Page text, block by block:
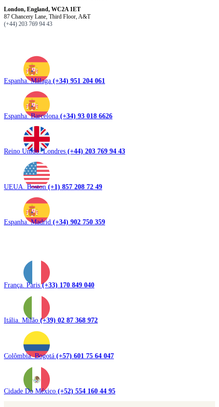
London, England, WC2A 1ET
87 Chancery Lane, Third Floor, A&T
(+44) 203 769 94 43
Espanha. Málaga (+34) 951 204 061
Espanha. Barcelona (+34) 93 018 6626
Reino Unido. Londres (+44) 203 769 94 43
UEUA. Boston(+1) 857 208 72 49
Espanha. Madrid (+34) 902 750 359
França. Paris(+33) 170 849 040
Itália. Milão (+39) 02 87 368 972
Colômbia. Bogotá (+57) 601 75 64 047
Cidade Do México (+52) 554 160 44 95